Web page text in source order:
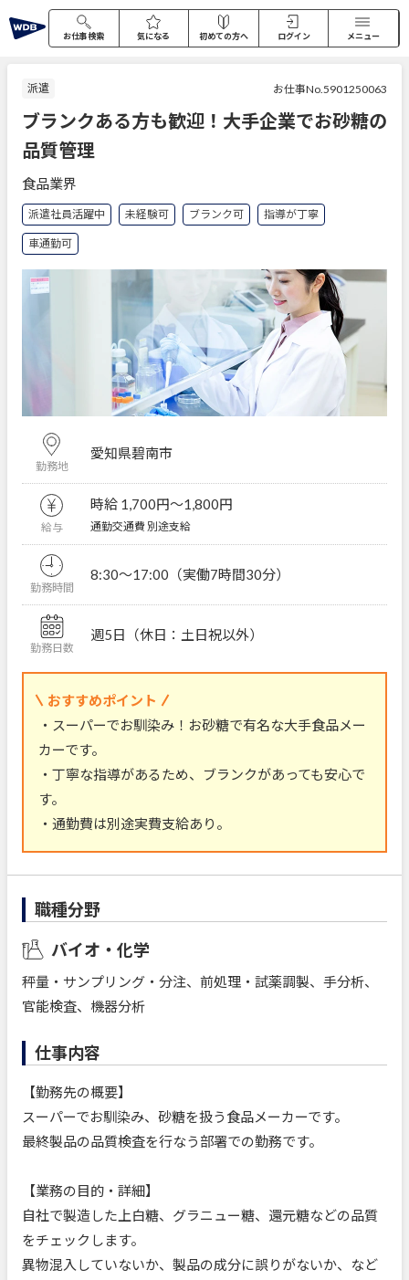
お仕事検索 気になる 初めての方へ ログイン メニュー
派遣 お仕事No.5901250063
ブランクある方も歓迎！大手企業でお砂糖の
品質管理
食品業界
派遣社員活躍中 未経験可 ブランク可 指導が丁寧
車通勤可
勤務地
愛知県碧南市
給与
時給 1,700円〜1,800円
通勤交通費 別途支給
勤務時間
8:30～17:00（実働7時間30分）
勤務日数
週5日（休日：土日祝以外）
おすすめポイント
・スーパーでお馴染み！お砂糖で有名な大手食品メー
カーです。
・丁寧な指導があるため、ブランクがあっても安心で
す。
・通勤費は別途実費支給あり。
職種分野
バイオ・化学
秤量・サンプリング・分注、前処理・試薬調製、手分析、
官能検査、機器分析
仕事内容
【勤務先の概要】
スーパーでお馴染み、砂糖を扱う食品メーカーです。
最終製品の品質検査を行なう部署での勤務です。
【業務の目的・詳細】
自社で製造した上白糖、グラニュー糖、還元糖などの品質
をチェックします。
異物混入していないか、製品の成分に誤りがないか、など